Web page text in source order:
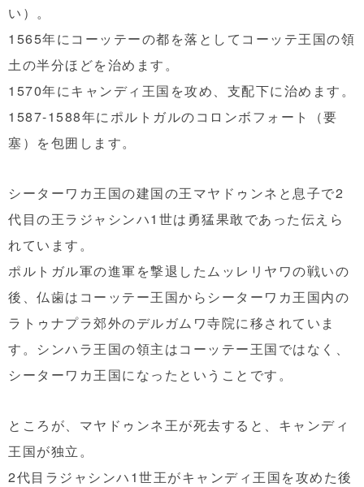
い）。
1565年にコーッテーの都を落としてコーッテ王国の領
土の半分ほどを治めます。
1570年にキャンディ王国を攻め、支配下に治めます。
1587-1588年にポルトガルのコロンボフォート（要
塞）を包囲します。
シーターワカ王国の建国の王マヤドゥンネと息子で2
代目の王ラジャシンハ1世は勇猛果敢であった伝えら
れています。
ポルトガル軍の進軍を撃退したムッレリヤワの戦いの
後、仏歯はコーッテー王国からシーターワカ王国内の
ラトゥナプラ郊外のデルガムワ寺院に移されていま
す。シンハラ王国の領主はコーッテー王国ではなく、
シーターワカ王国になったということです。
ところが、マヤドゥンネ王が死去すると、キャンディ
王国が独立。
2代目ラジャシンハ1世王がキャンディ王国を攻めた後